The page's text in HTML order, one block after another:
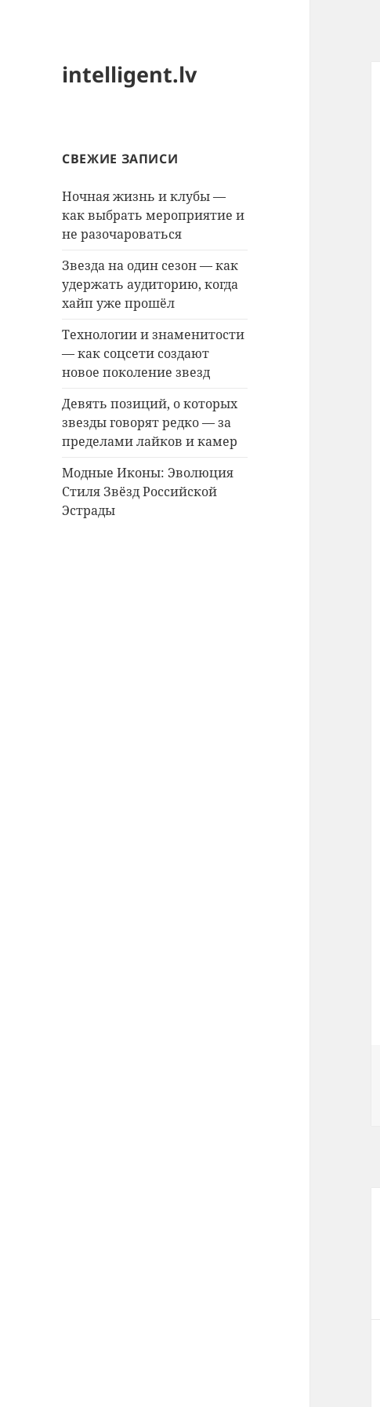
intelligent.lv
СВЕЖИЕ ЗАПИСИ
Ночная жизнь и клубы —
как выбрать мероприятие и
не разочароваться
Звезда на один сезон — как
удержать аудиторию, когда
хайп уже прошёл
Технологии и знаменитости
— как соцсети создают
новое поколение звезд
Девять позиций, о которых
звезды говорят редко — за
пределами лайков и камер
Модные Иконы: Эволюция
Стиля Звёзд Российской
Эстрады